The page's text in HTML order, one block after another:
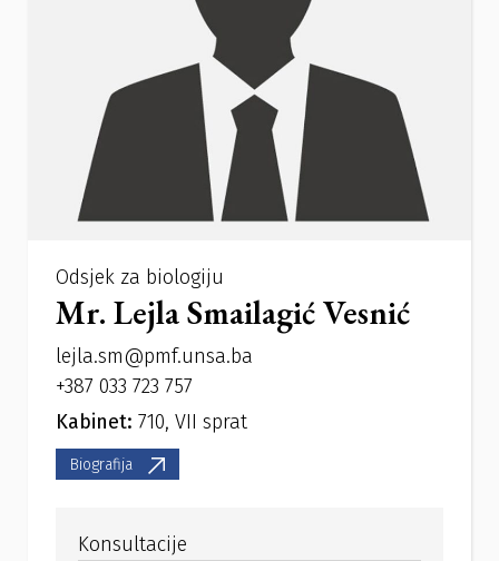
Odsjek za biologiju
Mr. Lejla Smailagić Vesnić
lejla.sm@pmf.unsa.ba
+387 033 723 757
Kabinet: 710, VII sprat
Biografija
Konsultacije